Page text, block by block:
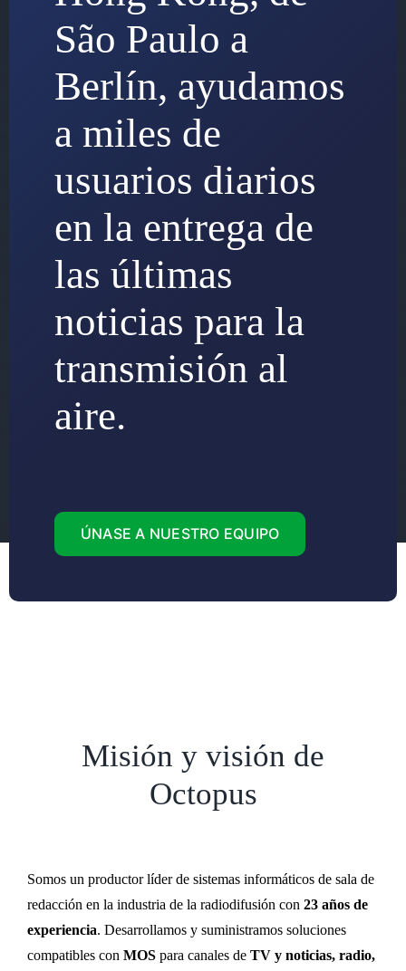
São Paulo a
Berlín, ayudamos
a miles de
usuarios diarios
en la entrega de
las últimas
noticias para la
transmisión al
aire.
ÚNASE A NUESTRO EQUIPO
Misión y visión de
Octopus
Somos un productor líder de sistemas informáticos de sala de
redacción en la industria de la radiodifusión con 23 años de
experiencia. Desarrollamos y suministramos soluciones
compatibles con MOS para canales de TV y noticias, radio,